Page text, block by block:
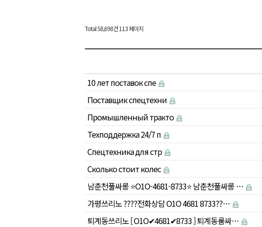
Total 58,698건113 페이지
10 лет поставок спе
Поставщик спецтехни
Промышленный тракто
Техподдержка 24/7 п
Спецтехника для стр
Сколько стоит колес
남춘천풀싸롱 ⭐O1O-4681-8733⭐ 남춘천풀싸롱 …
가평쓰리노 ????전화상담 O1O 4681 8733??…
퇴계동쓰리노 [ O1O✔4681✔8733 ] 퇴계동룸싸…